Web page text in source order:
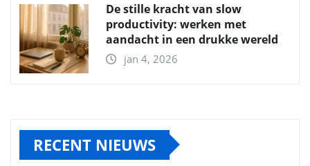
De stille kracht van slow
productivity: werken met
aandacht in een drukke wereld
jan 4, 2026
RECENT NIEUWS